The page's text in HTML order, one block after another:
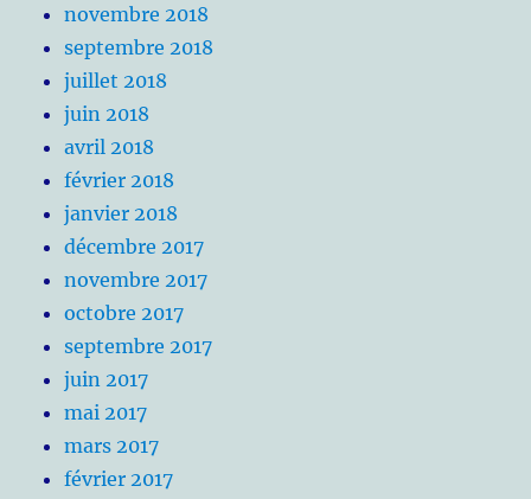
novembre 2018
septembre 2018
juillet 2018
juin 2018
avril 2018
février 2018
janvier 2018
décembre 2017
novembre 2017
octobre 2017
septembre 2017
juin 2017
mai 2017
mars 2017
février 2017